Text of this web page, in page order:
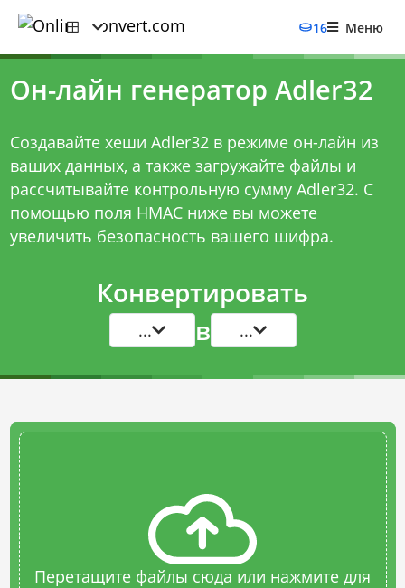
16 Меню
Он-лайн генератор Adler32
Создавайте хеши Adler32 в режиме он-лайн из
ваших данных, а также загружайте файлы и
рассчитывайте контрольную сумму Adler32. С
помощью поля HMAC ниже вы можете
увеличить безопасность вашего шифра.
Конвертировать
... в ...
Перетащите файлы сюда или нажмите для